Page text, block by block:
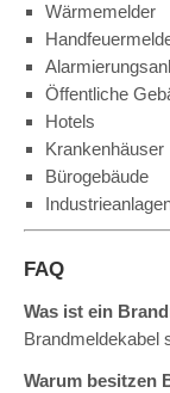
Wärmemelder
Öffentliche
Hotels
Krankenhäuser
Bürogebäude
FAQ
Was ist ein
Brandmeldekabel
Warum besitzen